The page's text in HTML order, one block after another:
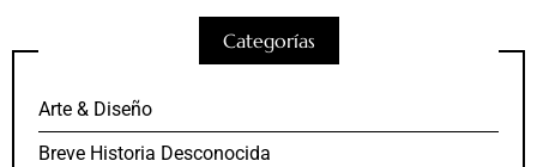
Categorías
Arte & Diseño
Breve Historia Desconocida